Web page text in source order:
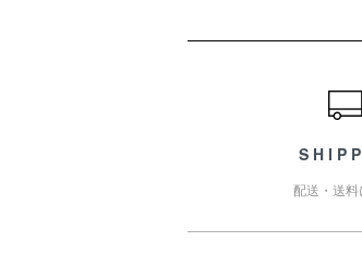
配送・送